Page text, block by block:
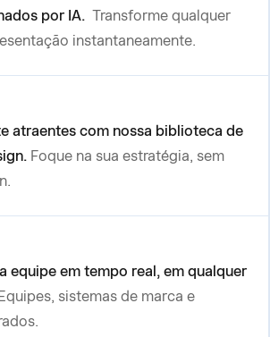
por IA. Transforme qualquer
instantaneamente.
atraentes com nossa biblioteca de
Foque na sua estratégia, sem
equipe em tempo real, em qualquer
sistemas de marca e